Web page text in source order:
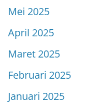
Mei 2025
April 2025
Maret 2025
Februari 2025
Januari 2025